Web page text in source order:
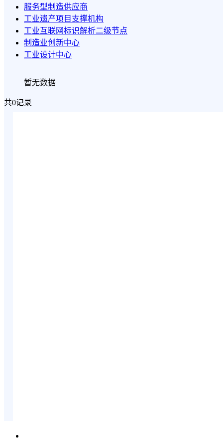
服务型制造供应商
工业遗产项目支撑机构
工业互联网标识解析二级节点
制造业创新中心
工业设计中心
暂无数据
共0记录